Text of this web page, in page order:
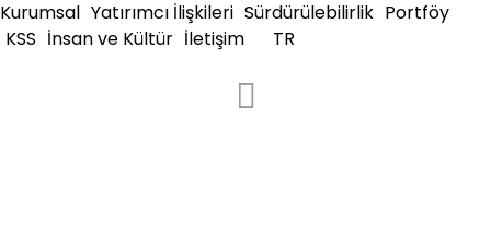
Kurumsal Yatırımcı İlişkileri Sürdürülebilirlik Portföy
KSS İnsan ve Kültür İletişim TR